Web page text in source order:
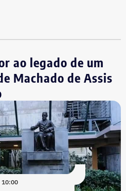
ao legado de um
Machado de Assis